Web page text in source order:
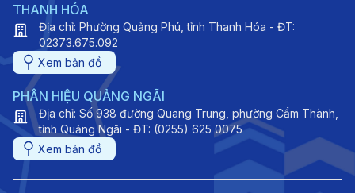
THANH HÓA
Địa chỉ: Phường Quảng Phú, tỉnh Thanh Hóa - ĐT:
02373.675.092
Xem bản đồ
PHÂN HIỆU QUẢNG NGÃI
Địa chỉ: Số 938 đường Quang Trung, phường Cẩm Thành,
tỉnh Quảng Ngãi - ĐT: (0255) 625 0075
Xem bản đồ